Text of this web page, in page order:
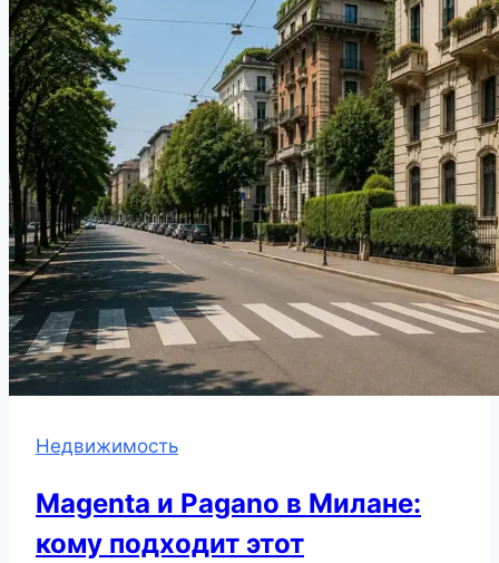
Недвижимость
Magenta и Pagano в Милане:
кому подходит этот